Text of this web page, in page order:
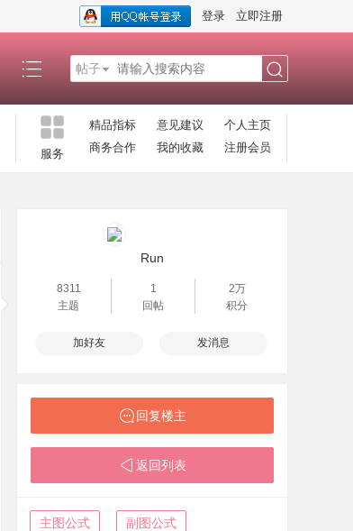
登录 立即注册
帖子
服务
精品指标 意见建议
个人主页
商务合作
我的收藏 注册会员
Run
8311
主题
1
回帖
2万
积分
加好友 发消息
回复楼主
返回列表
主图公式 副图公式